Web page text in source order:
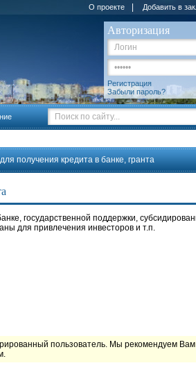
О проекте Добавить в
Авторизация
Регистрация
Забыли пароль?
получения кредита в банке, гранта
государственной поддержки,
для привлечения инвесторов и т.п.
пользователь. Мы рекомендуем Вам